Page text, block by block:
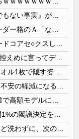
【画像】 隣で居眠りしてる女のお○ぱいが控えめに言ってデカいｗｗｗ